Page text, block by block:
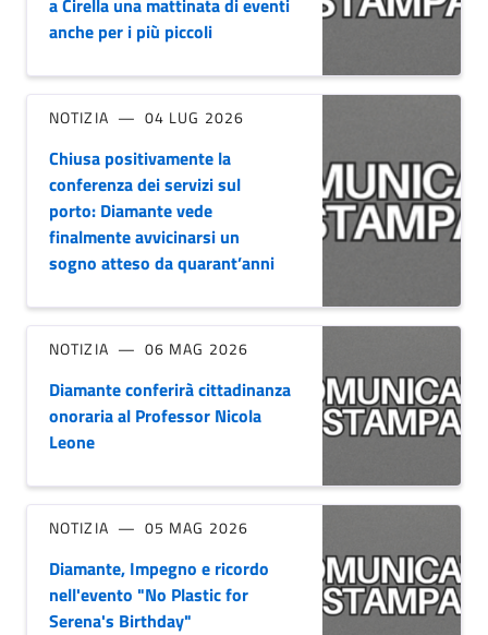
a Cirella una mattinata di eventi
anche per i più piccoli
NOTIZIA 04 LUG 2026
Chiusa positivamente la
conferenza dei servizi sul
porto: Diamante vede
finalmente avvicinarsi un
sogno atteso da quarant’anni
NOTIZIA 06 MAG 2026
Diamante conferirà cittadinanza
onoraria al Professor Nicola
Leone
NOTIZIA 05 MAG 2026
Diamante, Impegno e ricordo
nell'evento "No Plastic for
Serena's Birthday"